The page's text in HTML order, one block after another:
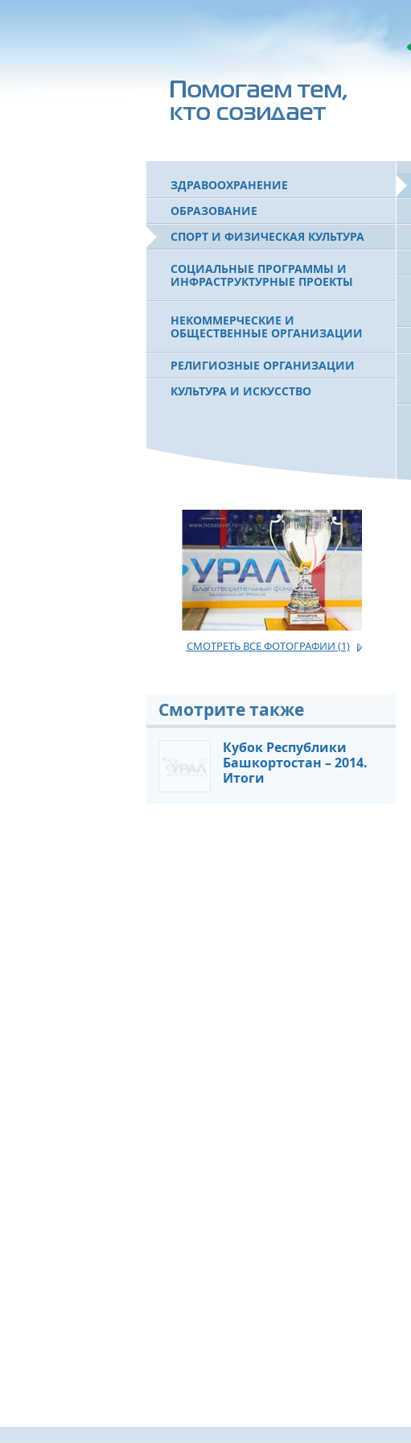
ЗДРАВООХРАНЕНИЕ
ОБРАЗОВАНИЕ
СПОРТ И ФИЗИЧЕСКАЯ КУЛЬТУРА
СОЦИАЛЬНЫЕ ПРОГРАММЫ И
ИНФРАСТРУКТУРНЫЕ ПРОЕКТЫ
НЕКОММЕРЧЕСКИЕ И
ОБЩЕСТВЕННЫЕ ОРГАНИЗАЦИИ
РЕЛИГИОЗНЫЕ ОРГАНИЗАЦИИ
КУЛЬТУРА И ИСКУССТВО
СМОТРЕТЬ ВСЕ ФОТОГРАФИИ (1)
Смотрите также
Кубок Республики
Башкортостан – 2014.
Итоги